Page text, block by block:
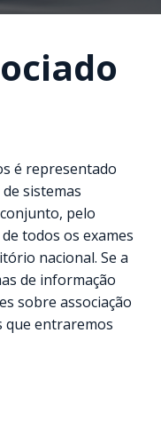
é representado
sistemas
pelo
todos os exames
nacional. Se a
de informação
sobre associação
que entraremos